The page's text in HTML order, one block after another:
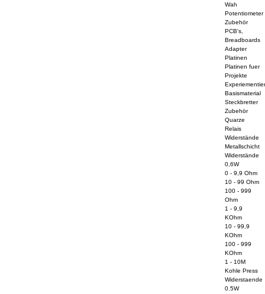
Wah
Potentiometer
Zubehör
PCB's,
Breadboards
Adapter
Platinen
Platinen fuer
Projekte
Basismaterial
Steckbretter
Zubehör
Quarze
Relais
Widerstände
Metallschicht
Widerstände
0,6W
0 - 9,9 Ohm
10 - 99 Ohm
100 - 999
Ohm
1 - 9,9
KOhm
10 - 99,9
KOhm
100 - 999
KOhm
1 - 10M
Kohle Press
Widerstaende
0.5W